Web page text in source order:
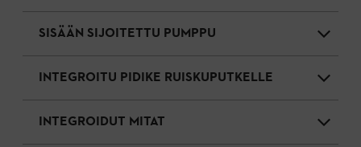
SISÄÄN SIJOITETTU PUMPPU
INTEGROITU PIDIKE RUISKUPUTKELLE
INTEGROIDUT MITAT